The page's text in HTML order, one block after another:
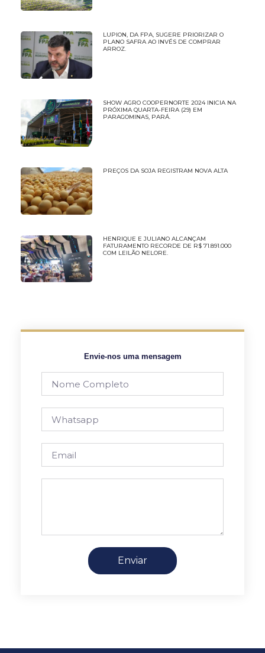
LUPION, DA FPA, SUGERE PRIORIZAR O
PLANO SAFRA AO INVÉS DE COMPRAR
ARROZ.
SHOW AGRO COOPERNORTE 2024 INICIA NA
PRÓXIMA QUARTA-FEIRA (29) EM
PARAGOMINAS, PARÁ.
PREÇOS DA SOJA REGISTRAM NOVA ALTA
HENRIQUE E JULIANO ALCANÇAM
FATURAMENTO RECORDE DE R$ 71.891.000
COM LEILÃO NELORE.
Envie-nos uma mensagem
Enviar